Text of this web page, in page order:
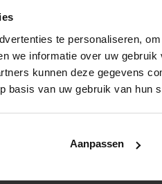
te personaliseren,
we informatie over uw
kunnen deze gegevens
basis van uw gebruik van hun
Aanpassen
Product